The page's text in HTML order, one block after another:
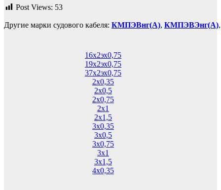
Post Views: 53
Другие марки судового кабеля: КМПЭВнг(А), КМПЭВЭнг(А)
16х2эх0,75
19х2эх0,75
37х2эх0,75
2х0,35
2х0,5
2х0,75
2х1
2х1,5
3х0,35
3х0,5
3х0,75
3х1
3х1,5
4х0,35